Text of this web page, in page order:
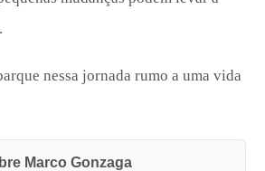
nessa jornada rumo a uma vida
Marco Gonzaga